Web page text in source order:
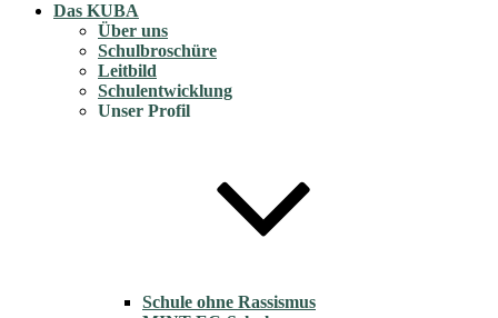
Das KUBA
Über uns
Schulbroschüre
Leitbild
Schulentwicklung
Unser Profil
Schule ohne Rassismus